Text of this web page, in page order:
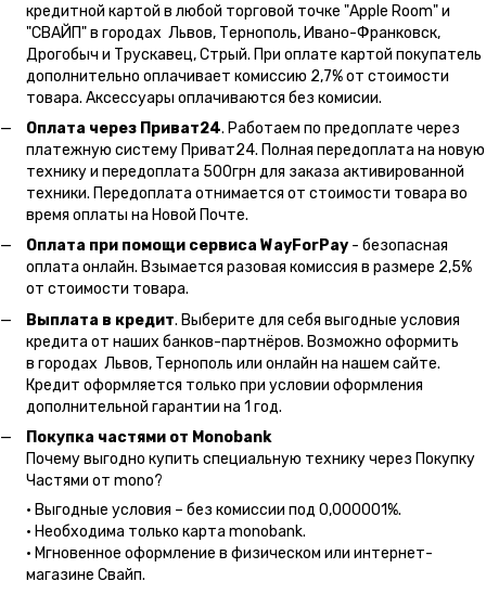
кредитной картой в любой торговой точке "Apple Room" и
"СВАЙП" в городах Львов, Тернополь, Ивано-Франковск,
Дрогобыч и Трускавец, Стрый. При оплате картой покупатель
дополнительно оплачивает комиссию 2,7% от стоимости
товара. Аксессуары оплачиваются без комисии.
Оплата через Приват24. Работаем по предоплате через
платежную систему Приват24. Полная передоплата на новую
технику и передоплата 500грн для заказа активированной
техники. Передоплата отнимается от стоимости товара во
время оплаты на Новой Почте.
Оплата при помощи сервиса WayForPay - безопасная
оплата онлайн. Взымается разовая комиссия в размере 2,5%
от стоимости товара.
Выплата в кредит. Выберите для себя выгодные условия
кредита от наших банков-партнёров. Возможно оформить
в городах Львов, Тернополь или онлайн на нашем сайте.
Кредит оформляется только при условии оформления
дополнительной гарантии на 1 год.
Покупка частями от Monobank
Почему выгодно купить специальную технику через Покупку
Частями от mono?
• Выгодные условия – без комиссии под 0,000001%.
• Необходима только карта monobank.
• Мгновенное оформление в физическом или интернет-
магазине Cвайп.